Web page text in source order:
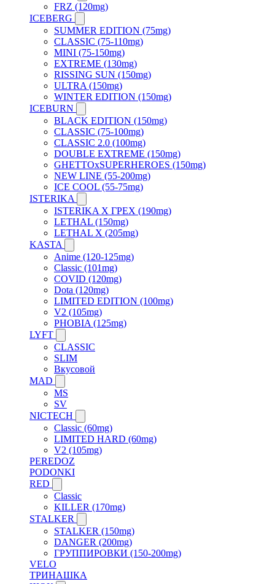
FRZ (120mg)
ICEBERG
SUMMER EDITION (75mg)
CLASSIC (75-110mg)
MINI (75-150mg)
EXTREME (130mg)
RISSING SUN (150mg)
ULTRA (150mg)
WINTER EDITION (150mg)
ICEBURN
BLACK EDITION (150mg)
CLASSIC (75-100mg)
CLASSIC 2.0 (100mg)
DOUBLE EXTREME (150mg)
GHETTOxSUPERHEROES (150mg)
NEW LINE (55-200mg)
ICE COOL (55-75mg)
ISTERIKA
ISTERIKA X ГРЕХ (190mg)
LETHAL (150mg)
LETHAL X (205mg)
KASTA
Anime (120-125mg)
Classic (101mg)
COVID (120mg)
Dota (120mg)
LIMITED EDITION (100mg)
V2 (105mg)
PHOBIA (125mg)
LYFT
CLASSIC
SLIM
Вкусовой
MAD
MS
SV
NICTECH
Classic (60mg)
LIMITED HARD (60mg)
V2 (105mg)
PEREDOZ
PODONKI
RED
Classic
KILLER (170mg)
STALKER
STALKER (150mg)
DANGER (200mg)
ГРУППИРОВКИ (150-200mg)
VELO
ТРИНАШКА